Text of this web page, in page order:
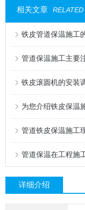
相关文章
铁皮管道保温施工
管道保温施工主要
铁皮滚圆机的安装
为您介绍铁皮保温
管道铁皮保温施工
管道保温在工程施
详细介绍